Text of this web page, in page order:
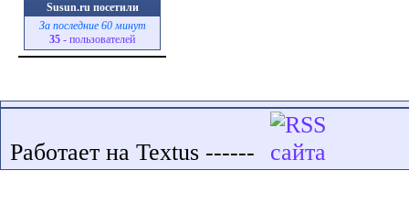
Susun.ru посетили
За последние 60 минут
35 - пользователей
Работает на Textus ------